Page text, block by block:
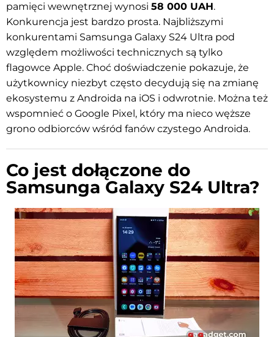
pamięci wewnętrznej wynosi 58 000 UAH.
Konkurencja jest bardzo prosta. Najbliższymi
konkurentami Samsunga Galaxy S24 Ultra pod
względem możliwości technicznych są tylko
flagowce Apple. Choć doświadczenie pokazuje, że
użytkownicy niezbyt często decydują się na zmianę
ekosystemu z Androida na iOS i odwrotnie. Można też
wspomnieć o Google Pixel, który ma nieco węższe
grono odbiorców wśród fanów czystego Androida.
Co jest dołączone do
Samsunga Galaxy S24 Ultra?